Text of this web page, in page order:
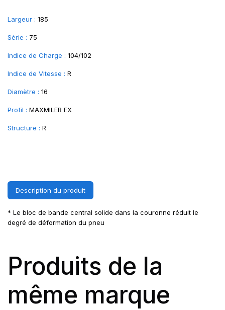
Largeur : 185
Série : 75
Indice de Charge : 104/102
Indice de Vitesse : R
Diamètre : 16
Profil : MAXMILER EX
Structure : R
Description du produit
* Le bloc de bande central solide dans la couronne réduit le
degré de déformation du pneu
Produits de la
même marque